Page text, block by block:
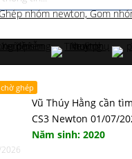
ghép
Vũ Thúy Hằng cần
CS3 Newton 01/07/
Năm sinh: 2020